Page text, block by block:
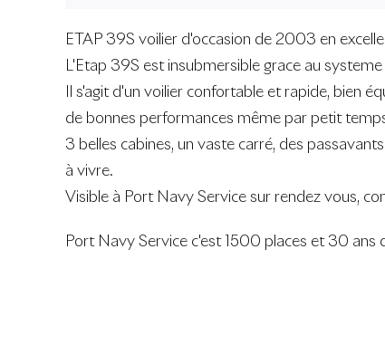
ETAP 39S voilier d'occasion de 2003 en
L'Etap 39S est insubmersible grace au
Il s'agit d'un voilier confortable et rapide, bien
de bonnes performances même par petit
3 belles cabines, un vaste carré, des
à vivre.
Visible à Port Navy Service sur rendez vous,
Port Navy Service c'est 1500 places et 30 ans